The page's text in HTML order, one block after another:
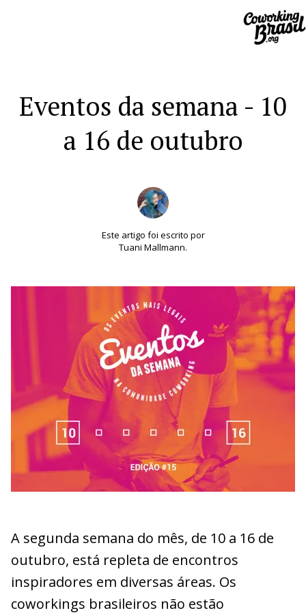
Eventos da semana - 10
a 16 de outubro
Este artigo foi escrito por
Tuani Mallmann.
A segunda semana do mês, de 10 a 16 de
outubro, está repleta de encontros
inspiradores em diversas áreas. Os
coworkings brasileiros não estão